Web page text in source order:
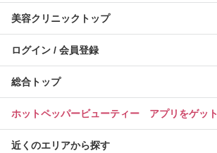
美容クリニックトップ
ログイン / 会員登録
総合トップ
ホットペッパービューティー アプリをゲット
近くのエリアから探す